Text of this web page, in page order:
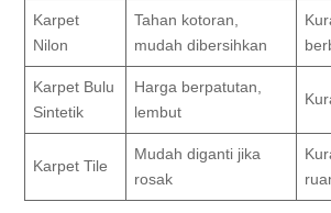
Karpet
Nilon
Tahan kotoran,
mudah dibersihkan
Karpet Bulu
Sintetik
Harga berpatutan,
lembut
Karpet Tile
Mudah diganti jika
rosak